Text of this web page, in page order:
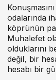
odalarında
köprünün
Muhalefet
olduklarını
değil, bir
hesabı bir